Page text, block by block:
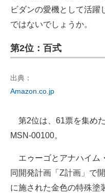
ビダンの愛機として活躍
ではないでしょうか。
第2位：百式
出典：
Amazon.co.jp
第2位は、61票を集め
MSN-00100。
エゥーゴとアナハイム
同開発計画「Z計画」で
に施された金色の特殊塗